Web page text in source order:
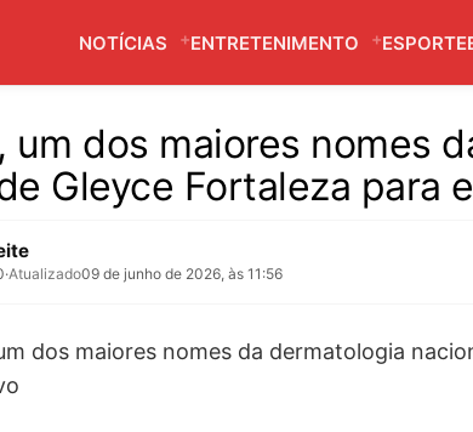
NOTÍCIAS ENTRETENIMENTO ESPORTE
um dos maiores nomes
Gleyce Fortaleza para
·Atualizado09 de junho de 2026, às 11:56